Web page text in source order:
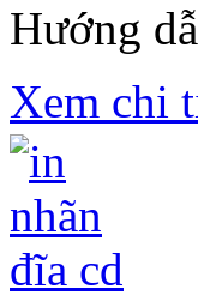
Hướng
Xem chi